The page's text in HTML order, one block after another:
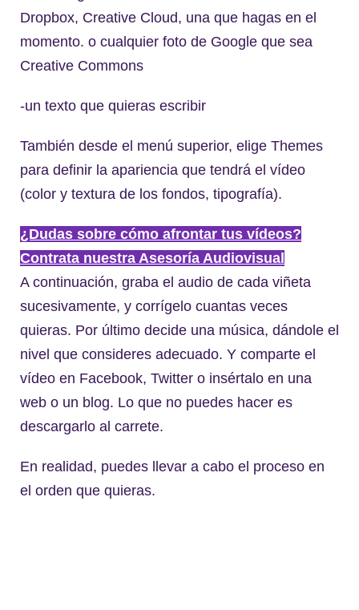
Dropbox, Creative Cloud, una que hagas en el
momento. o cualquier foto de Google que sea
Creative Commons
-un texto que quieras escribir
También desde el menú superior, elige Themes
para definir la apariencia que tendrá el vídeo
(color y textura de los fondos, tipografía).
¿Dudas sobre cómo afrontar tus vídeos?
Contrata nuestra Asesoría Audiovisual
A continuación, graba el audio de cada viñeta
sucesivamente, y corrígelo cuantas veces
quieras. Por último decide una música, dándole el
nivel que consideres adecuado. Y comparte el
vídeo en Facebook, Twitter o insértalo en una
web o un blog. Lo que no puedes hacer es
descargarlo al carrete.
En realidad, puedes llevar a cabo el proceso en
el orden que quieras.